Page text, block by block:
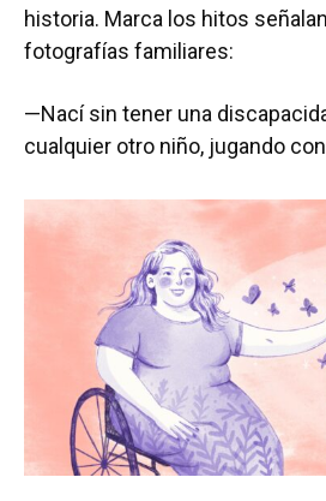
historia. Marca los hitos
fotografías familiares:
—Nací sin tener una
cualquier otro niño, jugando